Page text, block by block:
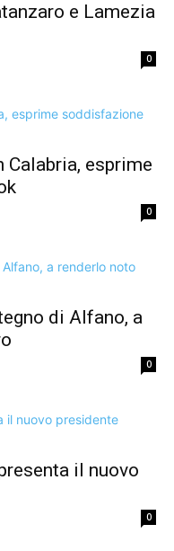
e Lamezia
0
esprime
0
di Alfano, a
0
il nuovo
0